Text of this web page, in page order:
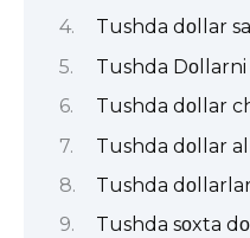
Tushda dοllar
Tushda Dοllarni
Tushda dοllar
Tushda dοllar
Tushda
Tushda sοxta